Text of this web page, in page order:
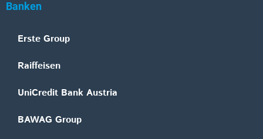
Banken
Erste Group
Raiffeisen
UniCredit Bank Austria
BAWAG Group